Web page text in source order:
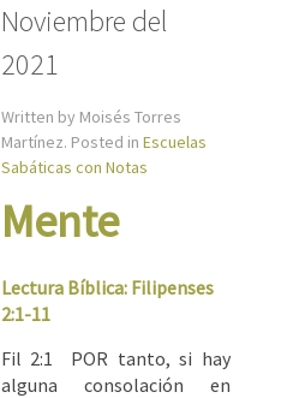
Noviembre del
2021
Written by Moisés Torres
Martínez. Posted in Escuelas
Sabáticas con Notas
Mente
Lectura Bíblica: Filipenses
2:1-11
Fil 2:1 POR tanto, si hay
alguna consolación en